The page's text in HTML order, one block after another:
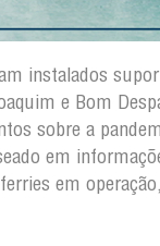
instalados
e Bom
sobre a
em
em